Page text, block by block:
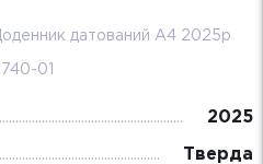
датований А4 2025р
01
2025
Тверда